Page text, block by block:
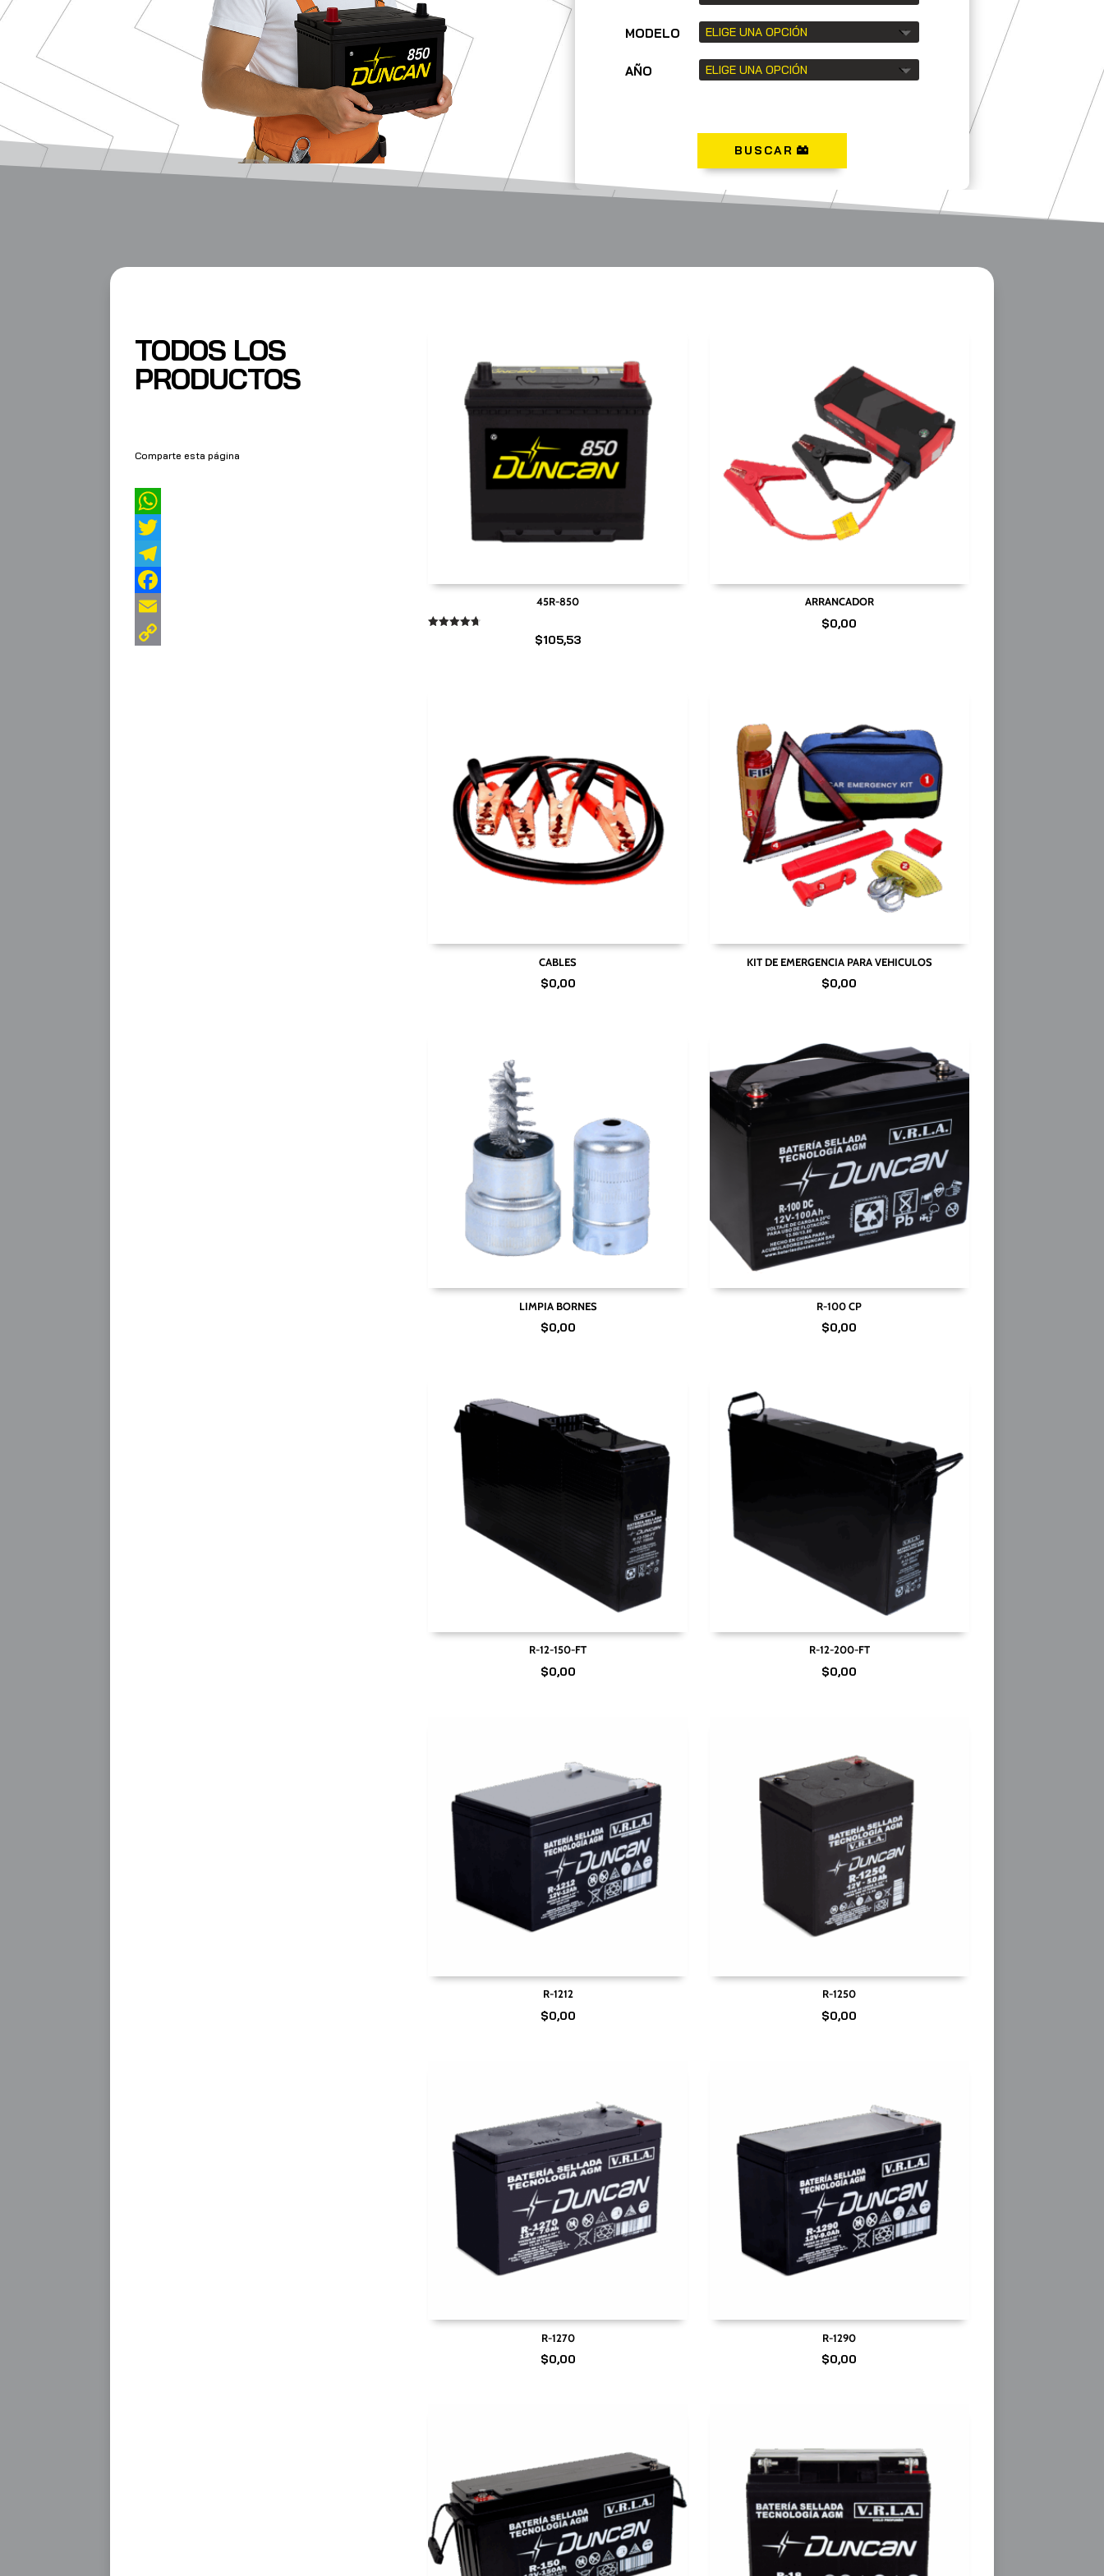
MODELO
AÑO
BUSCAR
TODOS LOS
PRODUCTOS
Comparte esta página
45R-850
$105,53
ARRANCADOR
$0,00
CABLES
$0,00
KIT DE EMERGENCIA PARA VEHICULOS
$0,00
LIMPIA BORNES
$0,00
R-100 CP
$0,00
R-12-150-FT
$0,00
R-12-200-FT
$0,00
R-1212
$0,00
R-1250
$0,00
R-1270
$0,00
R-1290
$0,00